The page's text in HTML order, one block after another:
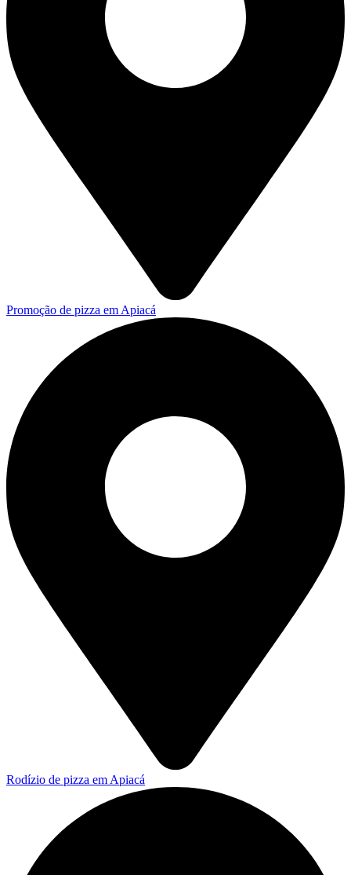
Promoção de pizza em Apiacá
Rodízio de pizza em Apiacá